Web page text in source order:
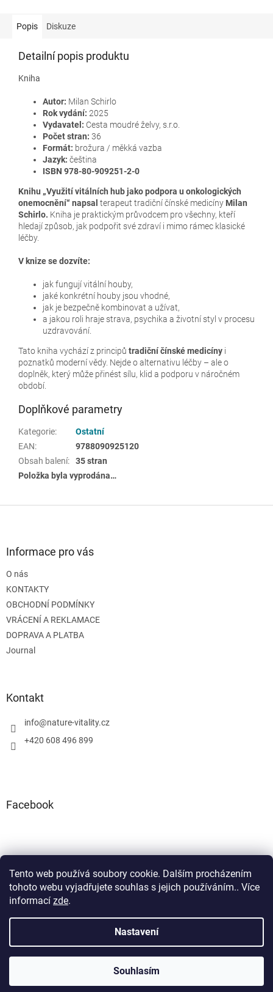
Tento web používá soubory cookie. Dalším procházením
tohoto webu vyjadřujete souhlas s jejich používáním.. Více
informací zde.
Nastavení
Souhlasím
Popis Diskuze
Detailní popis produktu
Kniha
Autor: Milan Schirlo
Rok vydání: 2025
Vydavatel: Cesta moudré želvy, s.r.o.
Počet stran: 36
Formát: brožura / měkká vazba
Jazyk: čeština
ISBN 978-80-909251-2-0
Knihu „Využití vitálních hub jako podpora u onkologických
onemocnění“ napsal terapeut tradiční čínské medicíny Milan
Schirlo. Kniha je praktickým průvodcem pro všechny, kteří
hledají způsob, jak podpořit své zdraví i mimo rámec klasické
léčby.
V knize se dozvíte:
jak fungují vitální houby,
jaké konkrétní houby jsou vhodné,
jak je bezpečně kombinovat a užívat,
a jakou roli hraje strava, psychika a životní styl v procesu
uzdravování.
Tato kniha vychází z principů tradiční čínské medicíny i
poznatků moderní vědy. Nejde o alternativu léčby – ale o
doplněk, který může přinést sílu, klid a podporu v náročném
období.
Doplňkové parametry
Kategorie:
Ostatní
EAN:
9788090925120
Obsah balení:
35 stran
Položka byla vyprodána…
Informace pro vás
O nás
KONTAKTY
OBCHODNÍ PODMÍNKY
VRÁCENÍ A REKLAMACE
DOPRAVA A PLATBA
Journal
Kontakt
info@nature-vitality.cz
+420 608 496 899
Facebook
Instagram
Vytvořil Shoptet
Nature Vitality. Všechna práva vyhrazena.